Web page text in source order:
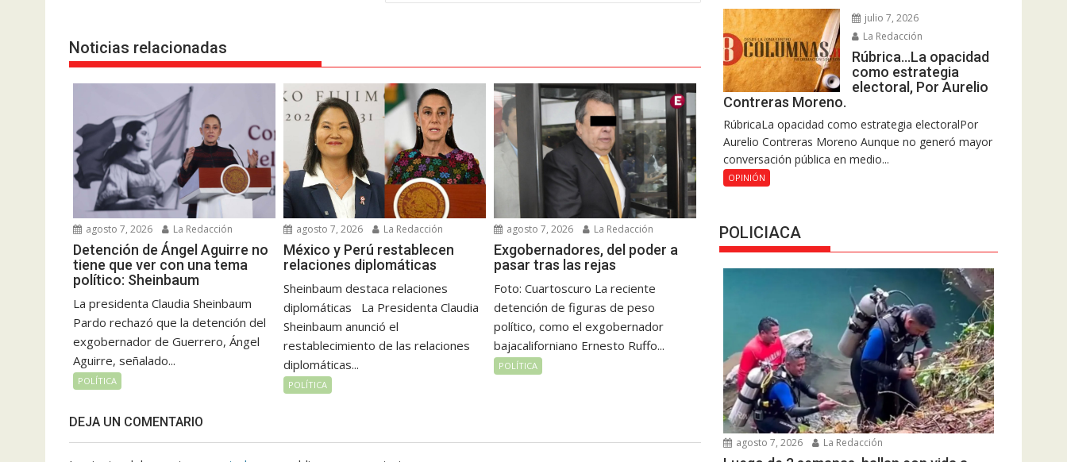
Noticias relacionadas
agosto 7, 2026 La Redacción
Detención de Ángel Aguirre no
tiene que ver con una tema
político: Sheinbaum
La presidenta Claudia Sheinbaum
Pardo rechazó que la detención del
exgobernador de Guerrero, Ángel
Aguirre, señalado...
POLÍTICA
agosto 7, 2026 La Redacción
México y Perú restablecen
relaciones diplomáticas
Sheinbaum destaca relaciones
diplomáticas La Presidenta Claudia
Sheinbaum anunció el
restablecimiento de las relaciones
diplomáticas...
POLÍTICA
agosto 7, 2026 La Redacción
Exgobernadores, del poder a
pasar tras las rejas
Foto: Cuartoscuro La reciente
detención de figuras de peso
político, como el exgobernador
bajacaliforniano Ernesto Ruffo...
POLÍTICA
DEJA UN COMENTARIO
julio 7, 2026
La Redacción
Rúbrica…La opacidad
como estrategia
electoral, Por Aurelio
Contreras Moreno.
RúbricaLa opacidad como estrategia electoralPor
Aurelio Contreras Moreno Aunque no generó mayor
conversación pública en medio...
OPINIÓN
POLICIACA
agosto 7, 2026 La Redacción